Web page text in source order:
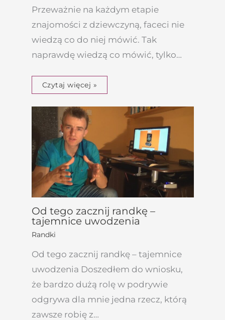
Przeważnie na każdym etapie
znajomości z dziewczyną, faceci nie
wiedzą co do niej mówić. Tak
naprawdę wiedzą co mówić, tylko…
Czytaj więcej »
Od tego zacznij randkę –
tajemnice uwodzenia
Randki
Od tego zacznij randkę – tajemnice
uwodzenia Doszedłem do wniosku,
że bardzo dużą rolę w podrywie
odgrywa dla mnie jedna rzecz, którą
zawsze robię z…